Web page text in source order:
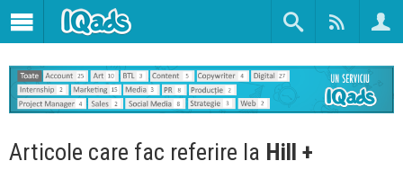
Articole care fac referire la Hill +